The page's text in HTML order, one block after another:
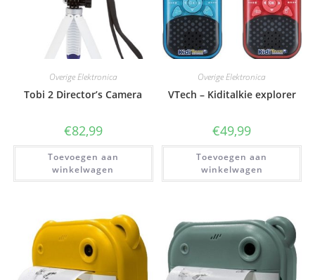
Overige Elektronica
Tobi 2 Director’s Camera
€82,99
Toevoegen aan
winkelwagen
Overige Elektronica
VTech – Kiditalkie explorer
€49,99
Toevoegen aan
winkelwagen